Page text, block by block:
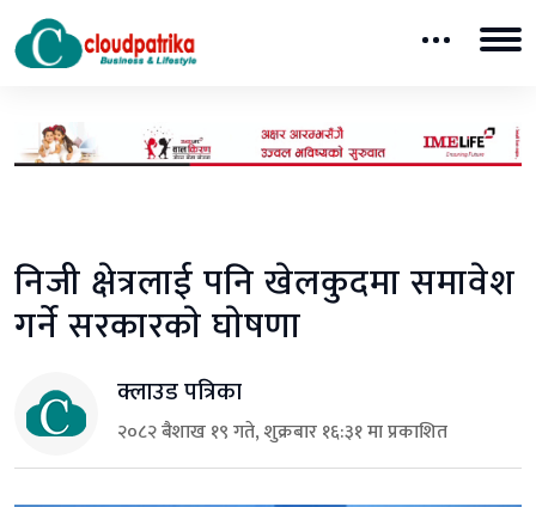
निजी क्षेत्रलाई पनि खेलकुदमा समावेश
गर्ने सरकारकाे घाेषणा
क्लाउड पत्रिका
२०८२ बैशाख १९ गते, शुक्रबार १६:३१ मा प्रकाशित